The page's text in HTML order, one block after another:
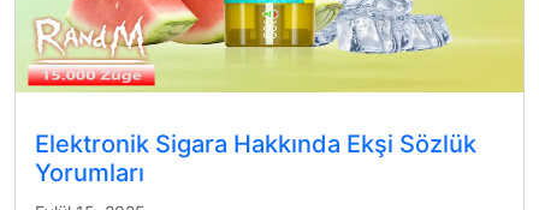
Elektronik Sigara Hakkında Ekşi Sözlük
Yorumları